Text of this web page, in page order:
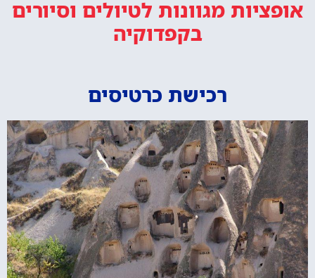
אופציות מגוונות לטיולים וסיורים
בקפדוקיה
רכישת כרטיסים